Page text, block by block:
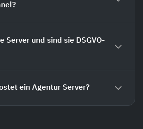
Server und sind sie DSGVO-
ein Agentur Server?